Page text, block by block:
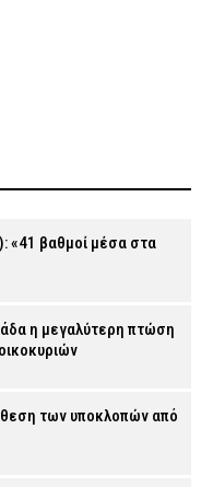
«41 βαθμοί μέσα στα
η μεγαλύτερη πτώση
των υποκλοπών από